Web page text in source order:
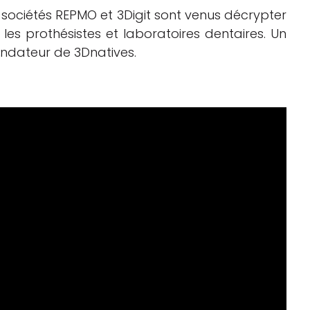
REPMO et 3Digit sont venus décrypter
prothésistes et laboratoires dentaires. Un
de 3Dnatives.